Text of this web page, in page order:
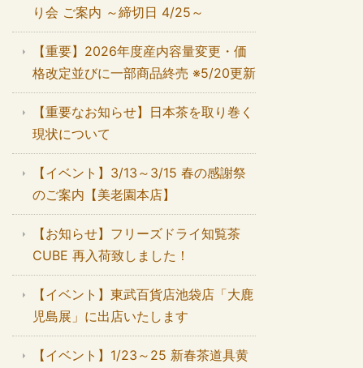
り会 ご案内 ～締切日 4/25～
【重要】2026年度産内容量変更・価
格改定並びに一部商品終売 ※5/20更新
【重要なお知らせ】日本茶を取り巻く
現状について
【イベント】3/13～3/15 春の感謝祭
のご案内【美老園本店】
【お知らせ】フリーズドライ知覧茶
CUBE 再入荷致しました！
【イベント】東武百貨店池袋店「大鹿
児島展」に出店いたします
【イベント】1/23～25 新春茶道具黄